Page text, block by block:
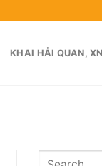
KHAI HẢI QUAN,